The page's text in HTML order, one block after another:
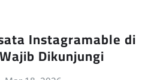
Instagramable di
Dikunjungi